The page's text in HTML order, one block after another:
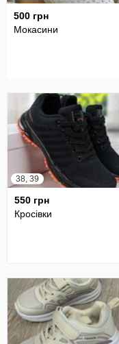
500 грн
Мокасини
38, 39
550 грн
Кросівки